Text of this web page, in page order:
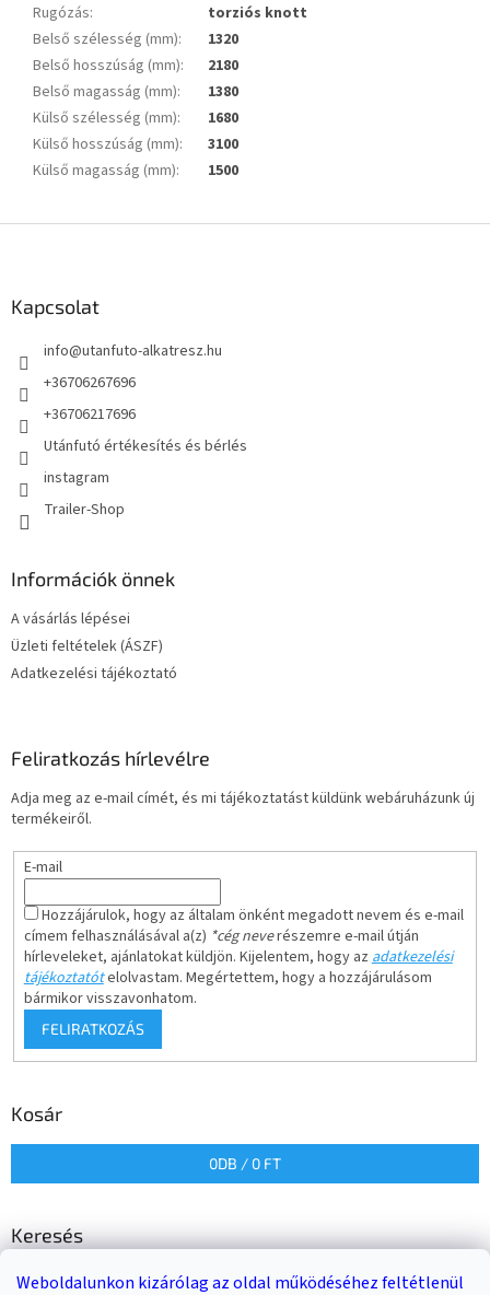
Weboldalunkon kizárólag az oldal működéséhez feltétlenül
Rugózás:
torziós knott
Belső szélesség (mm):
1320
Belső hosszúság (mm):
2180
Belső magasság (mm):
1380
Külső szélesség (mm):
1680
Külső hosszúság (mm):
3100
Külső magasság (mm): 1500
Kapcsolat
info@utanfuto-alkatresz.hu
+36706267696
+36706217696
Utánfutó értékesítés és bérlés
instagram
Trailer-Shop
Információk önnek
A vásárlás lépései
Üzleti feltételek (ÁSZF)
Adatkezelési tájékoztató
Feliratkozás hírlevélre
Adja meg az e-mail címét, és mi tájékoztatást küldünk webáruházunk új
termékeiről.
E-mail
Hozzájárulok, hogy az általam önként megadott nevem és e-mail
címem felhasználásával a(z) *cég neverészemre e-mail útján
hírleveleket, ajánlatokat küldjön. Kijelentem, hogy azadatkezelési
tájékoztatótelolvastam. Megértettem, hogy a hozzájárulásom
bármikor visszavonhatom.
FELIRATKOZÁS
Kosár
0DB / 0 FT
Keresés
KERESÉS